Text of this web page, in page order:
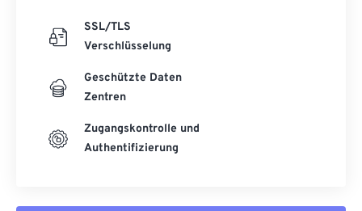
SSL/TLS
Verschlüsselung
Geschützte Daten
Zentren
Zugangskontrolle und
Authentifizierung